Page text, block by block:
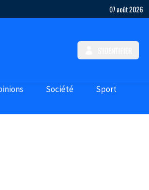
07 août 2026
Société Sport